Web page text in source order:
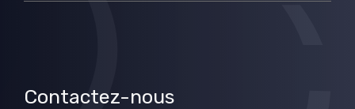
Contactez-nous